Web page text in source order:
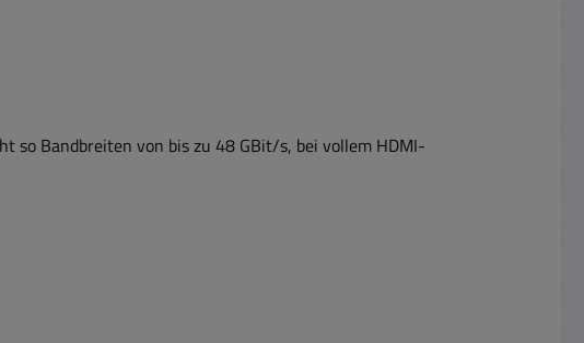
so Bandbreiten von bis zu 48 GBit/s, bei vollem HDMI-